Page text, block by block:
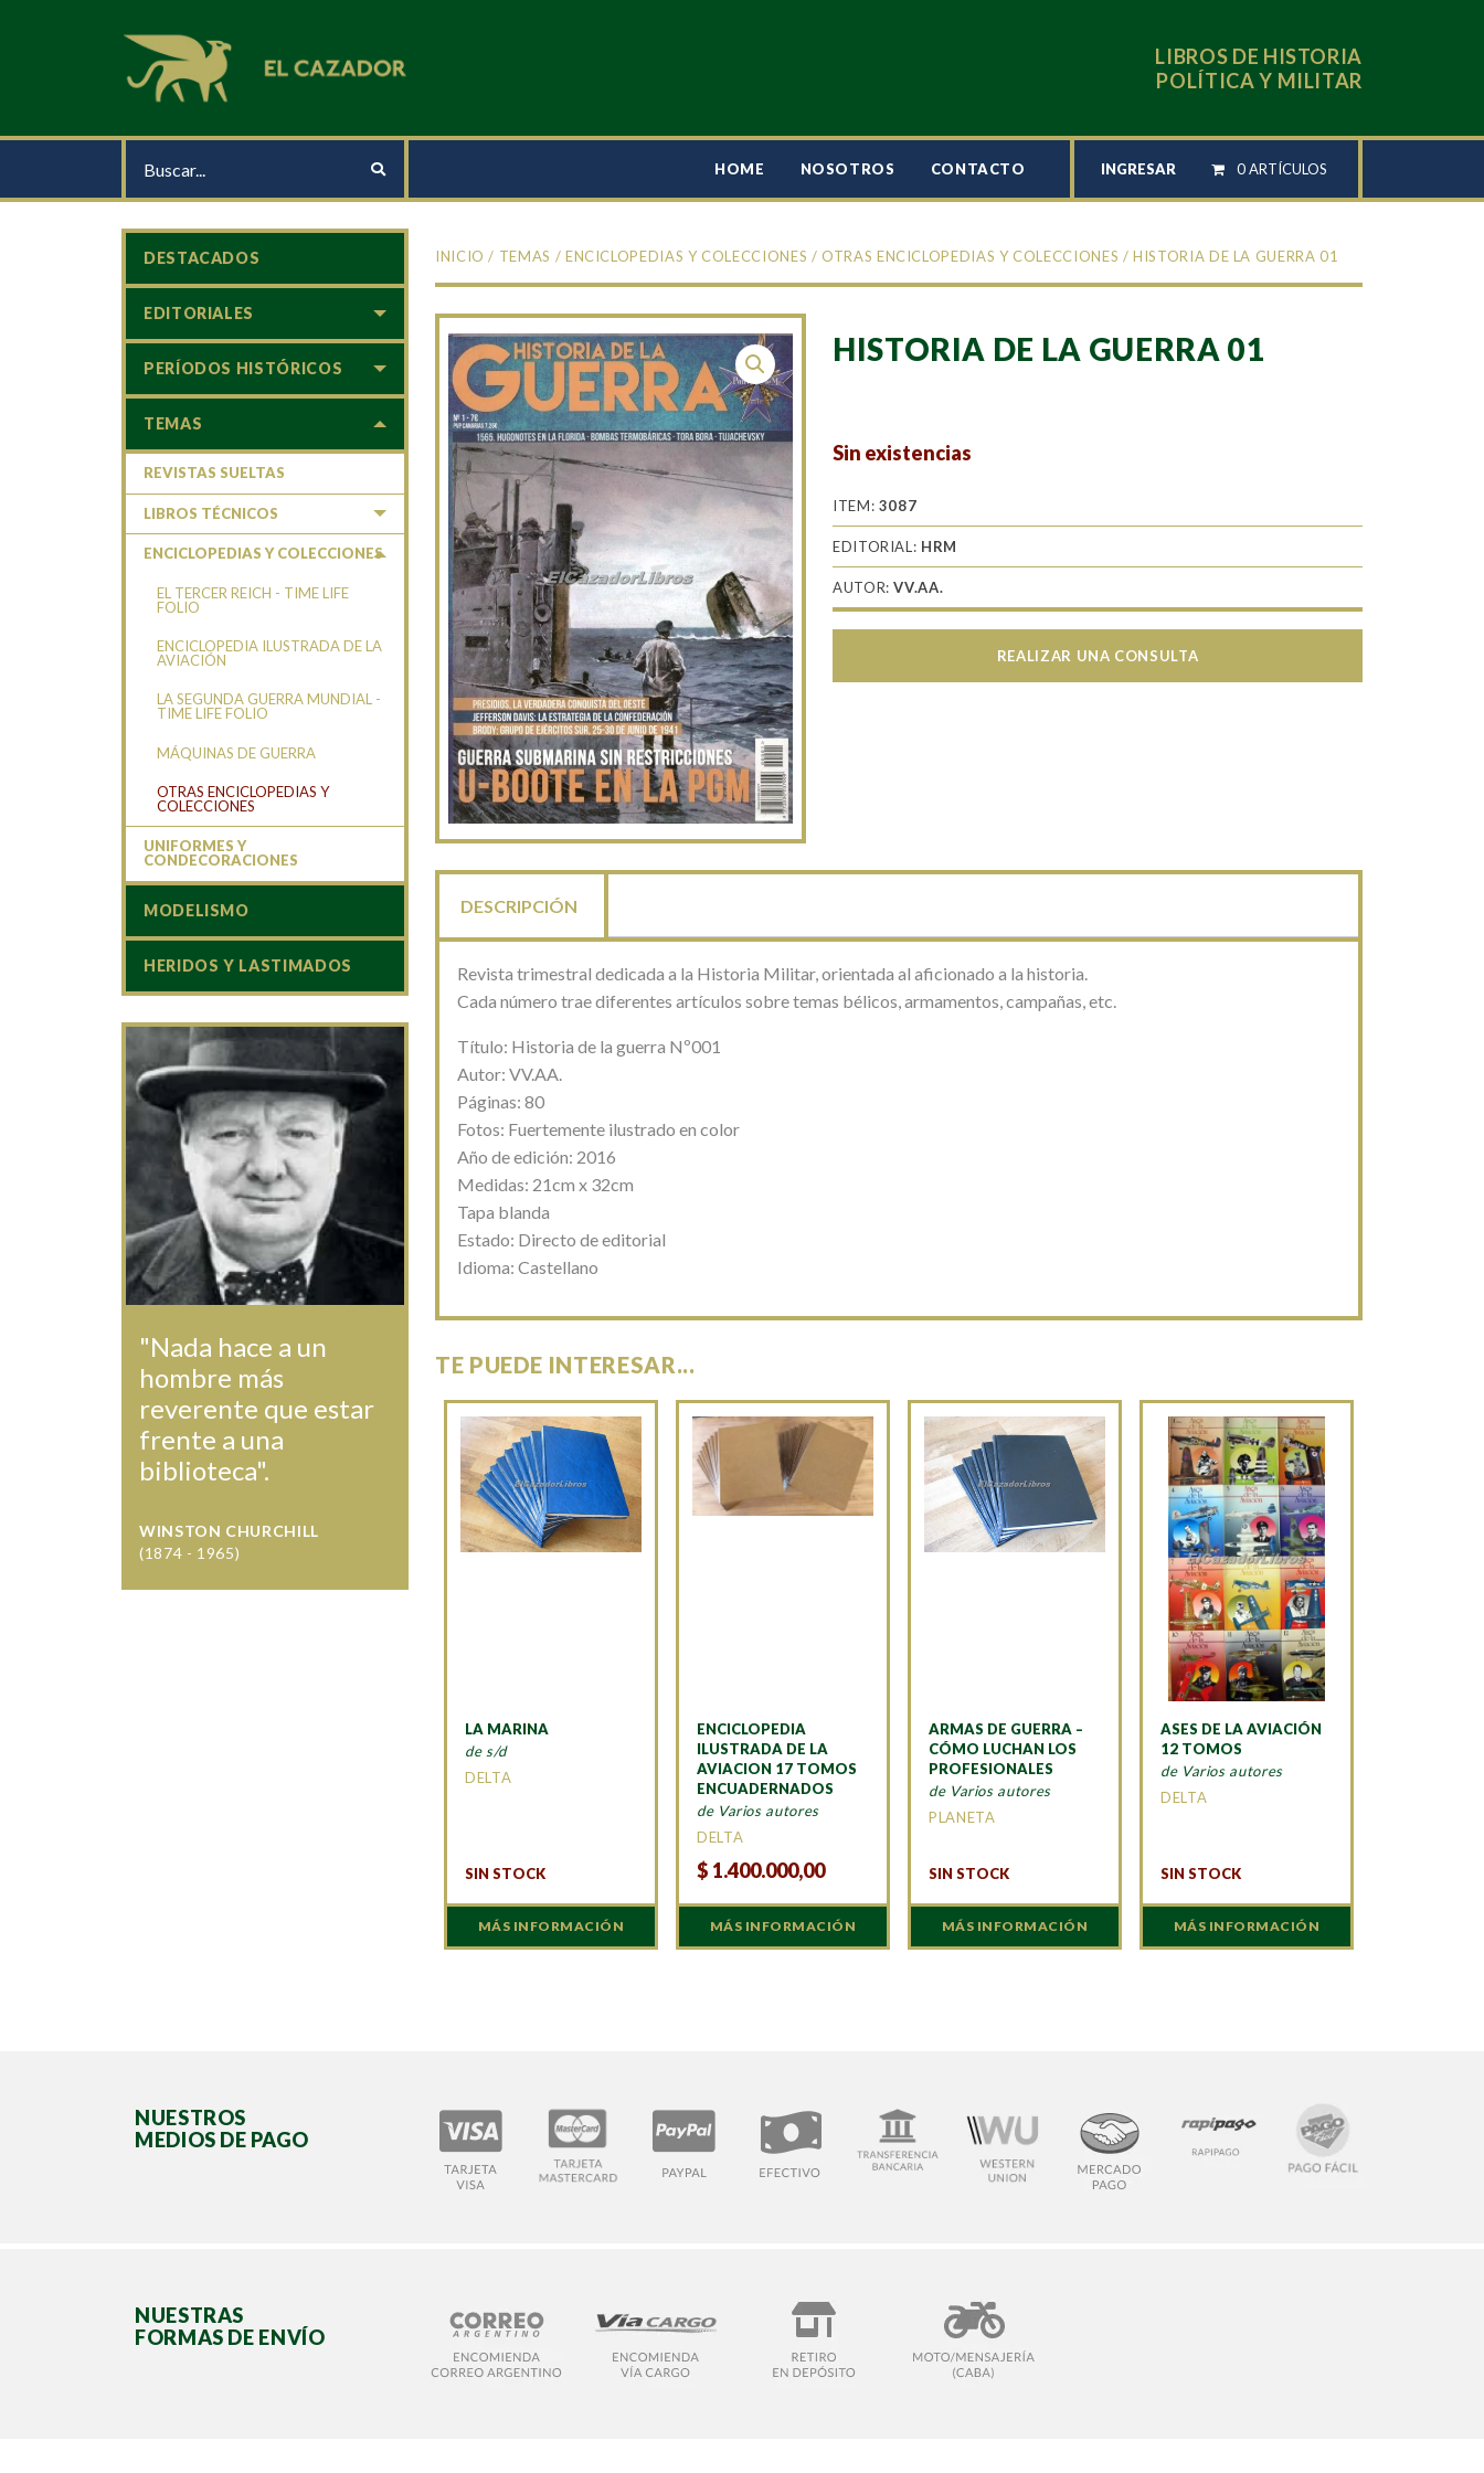
LIBROS DE HISTORIA
POLÍTICA Y MILITAR
HOME NOSOTROS CONTACTO INGRESAR 0 ARTÍCULOS
INICIO / TEMAS / ENCICLOPEDIAS Y COLECCIONES /OTRAS ENCICLOPEDIAS Y COLECCIONES / HISTORIA DE LA GUERRA 01
HISTORIA DE LA GUERRA 01
Sin existencias
ITEM: 3087
EDITORIAL: HRM
AUTOR:VV.AA.
REALIZAR UNA CONSULTA
DESCRIPCIÓN
Revista trimestral dedicada a la Historia Militar, orientada al aficionado a la historia.
Cada número trae diferentes artículos sobre temas bélicos, armamentos, campañas, etc.
Título: Historia de la guerra Nº001
Autor: VV.AA.
Páginas: 80
Fotos: Fuertemente ilustrado en color
Año de edición: 2016
Medidas: 21cm x 32cm
Tapa blanda
Estado: Directo de editorial
Idioma: Castellano
TE PUEDE INTERESAR...
LA MARINA
de s/d
DELTA
SIN STOCK
MÁS INFORMACIÓN
ENCICLOPEDIA
ILUSTRADA DE LA
AVIACION 17 TOMOS
ENCUADERNADOS
de Varios autores
DELTA
$ 1.400.000,00
MÁS INFORMACIÓN
ARMAS DE GUERRA –
CÓMO LUCHAN LOS
PROFESIONALES
de Varios autores
PLANETA
SIN STOCK
MÁS INFORMACIÓN
ASES DE LA AVIACIÓN
12 TOMOS
de Varios autores
DELTA
SIN STOCK
MÁS INFORMACIÓN
DESTACADOS
EDITORIALES
PERÍODOS HISTÓRICOS
TEMAS
REVISTAS SUELTAS
LIBROS TÉCNICOS
ENCICLOPEDIAS Y COLECCIONES
EL TERCER REICH - TIME LIFE
FOLIO
ENCICLOPEDIA ILUSTRADA DE LA
AVIACIÓN
LA SEGUNDA GUERRA MUNDIAL -
TIME LIFE FOLIO
MÁQUINAS DE GUERRA
OTRAS ENCICLOPEDIAS Y
COLECCIONES
UNIFORMES Y
CONDECORACIONES
MODELISMO
HERIDOS Y LASTIMADOS
"Nada hace a un
hombre más
reverente que estar
frente a una
biblioteca".
WINSTON CHURCHILL
(1874 - 1965)
NUESTROS
MEDIOS DE PAGO
NUESTRAS
FORMAS DE ENVÍO